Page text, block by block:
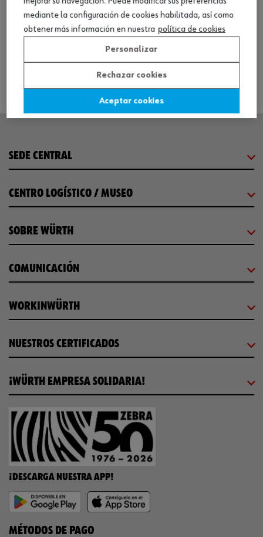
Limp. sist. aire acondic. veh. EVAPOwash
Ver producto
SEDE CENTRAL
CENTRO LOGÍSTICO / MUSEO
SOBRE WÜRTH
COMUNICACIÓN
WORKINWÜRTH
NUESTROS CERTIFICADOS
¡WÜRTH EMPRESA SOLIDARIA!
¡DESCARGA NUESTRA APP!
MÉTODOS DE PAGO
mediante la configuración de cookies habilitada, así como
obtener más información en nuestra política de cookies
Personalizar
Rechazar cookies
Aceptar cookies